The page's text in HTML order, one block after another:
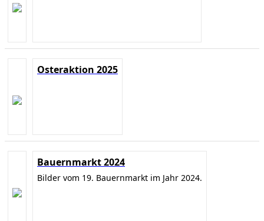
Osteraktion 2025
Bauernmarkt 2024
Bilder vom 19. Bauernmarkt im Jahr 2024.